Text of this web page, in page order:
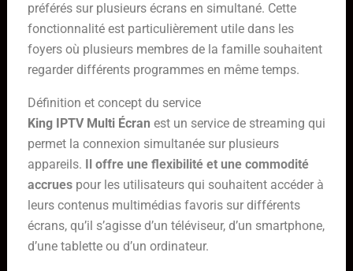
préférés sur plusieurs écrans en simultané. Cette
fonctionnalité est particulièrement utile dans les
foyers où plusieurs membres de la famille souhaitent
regarder différents programmes en même temps.
Définition et concept du service
King IPTV Multi Écran est un service de streaming qui
permet la connexion simultanée sur plusieurs
appareils.
Il offre une flexibilité et une commodité
accrues pour les utilisateurs qui souhaitent accéder à
leurs contenus multimédias favoris sur différents
écrans, qu’il s’agisse d’un téléviseur, d’un smartphone,
d’une tablette ou d’un ordinateur.